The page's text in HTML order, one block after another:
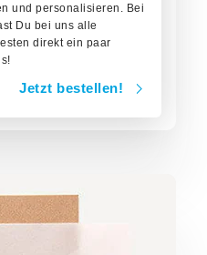
und personalisieren. Bei
Du bei uns alle
direkt ein paar
Jetzt bestellen!